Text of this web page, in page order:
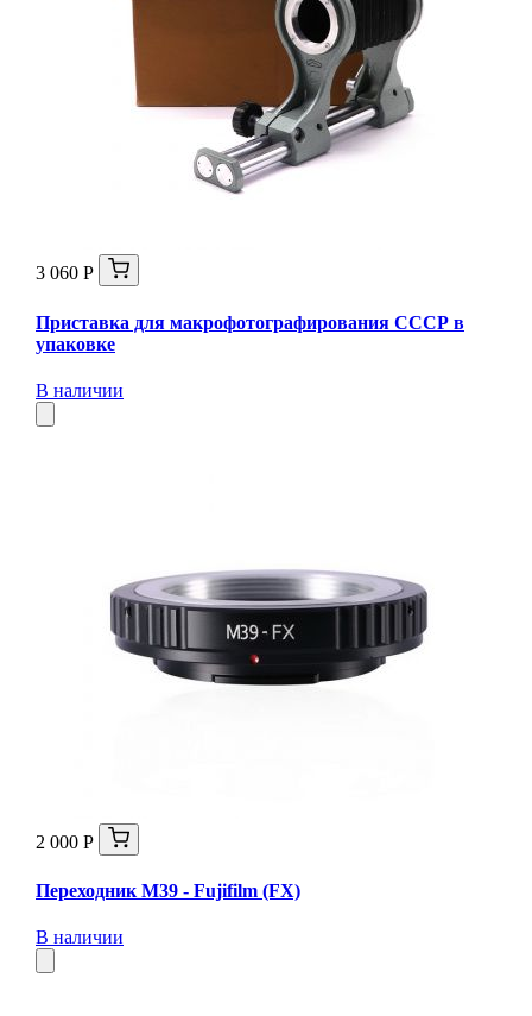
3 060 Р
Приставка для макрофотографирования СССР в
упаковке
В наличии
2 000 Р
Переходник М39 - Fujifilm (FX)
В наличии